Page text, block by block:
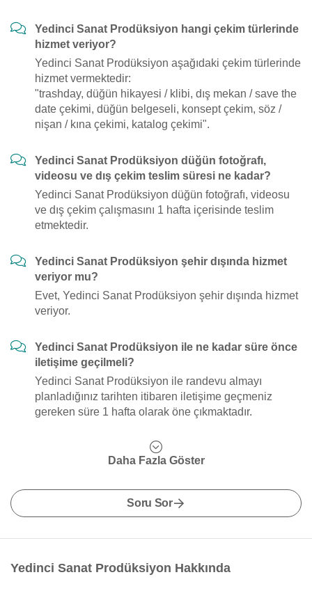
Yedinci Sanat Prodüksiyon hangi çekim türlerinde
hizmet veriyor?
Yedinci Sanat Prodüksiyon aşağıdaki çekim türlerinde
hizmet vermektedir:
"trashday, düğün hikayesi / klibi, dış mekan / save the
date çekimi, düğün belgeseli, konsept çekim, söz /
nişan / kına çekimi, katalog çekimi".
Yedinci Sanat Prodüksiyon düğün fotoğrafı,
videosu ve dış çekim teslim süresi ne kadar?
Yedinci Sanat Prodüksiyon düğün fotoğrafı, videosu
ve dış çekim çalışmasını 1 hafta içerisinde teslim
etmektedir.
Yedinci Sanat Prodüksiyon şehir dışında hizmet
veriyor mu?
Evet, Yedinci Sanat Prodüksiyon şehir dışında hizmet
veriyor.
Yedinci Sanat Prodüksiyon ile ne kadar süre önce
iletişime geçilmeli?
Yedinci Sanat Prodüksiyon ile randevu almayı
planladığınız tarihten itibaren iletişime geçmeniz
gereken süre 1 hafta olarak öne çıkmaktadır.
Daha Fazla Göster
Soru Sor
Yedinci Sanat Prodüksiyon Hakkında